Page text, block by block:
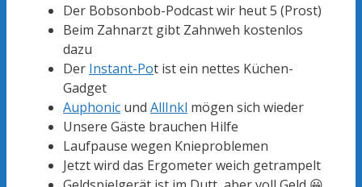
Der Bobsonbob-Podcast wir heut 5 (Prost)
Beim Zahnarzt gibt Zahnweh kostenlos
dazu
Der Instant-Pot ist ein nettes Küchen-
Gadget
Auphonic und AllInkl mögen sich wieder
Unsere Gäste brauchen Hilfe
Laufpause wegen Knieproblemen
Jetzt wird das Ergometer weich getrampelt